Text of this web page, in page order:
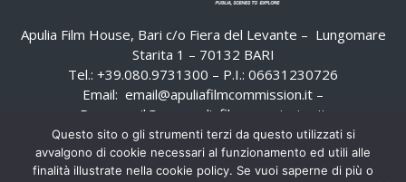
Apulia Film House, Bari c/o Fiera del Levante – Lungomare
Starita 1 – 70132 BARI
Tel.: +39.080.9731300 – P.I.: 06631230726
Email: email@apuliafilmcommission.it –
Pec:
email@pec.apuliafilmcommission.it
Questo sito o gli strumenti terzi da questo utilizzati si
avvalgono di cookie necessari al funzionamento ed utili alle
finalità illustrate nella cookie policy. Se vuoi saperne di più o